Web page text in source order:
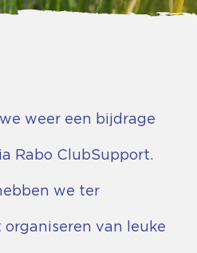
weer een bijdrage
Rabo ClubSupport.
we ter
van leuke